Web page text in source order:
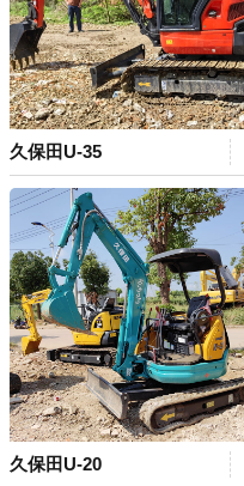
久保田U-35
久保田U-20